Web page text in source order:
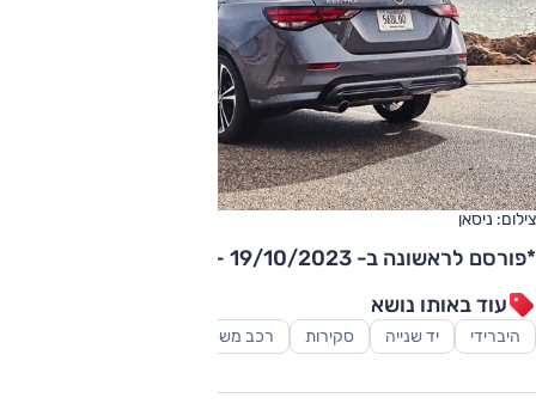
צילום: ניסאן
*פורסם לראשונה ב- 19/10/2023 - נוספה סקירת וידאו.
עוד באותו נושא
היברידי יד שנייה סקירות רכב משפחתי